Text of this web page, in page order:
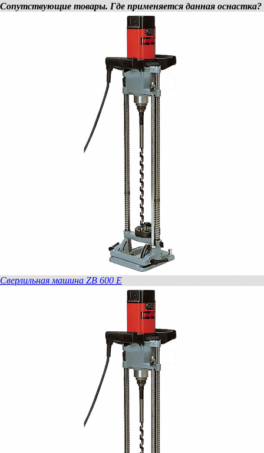
Сопутствующие товары. Где применяется данная оснастка?
Сверлильная машина ZB 600 E